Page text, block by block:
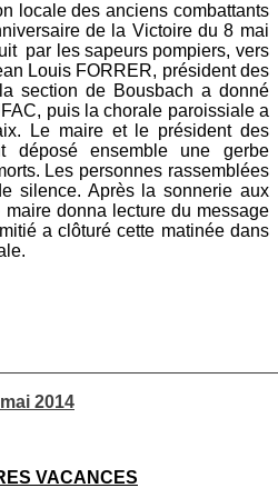
locale des anciens combattants
de la Victoire du 8 mai
par les sapeurs pompiers, vers
Louis FORRER, président des
section de Bousbach a donné
puis la chorale paroissiale a
Le maire et le président des
déposé ensemble une gerbe
Les personnes rassemblées
silence. Après la sonnerie aux
donna lecture du message
a clôturé cette matinée dans
2014
VACANCES